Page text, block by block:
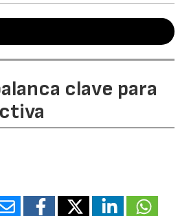
clave para